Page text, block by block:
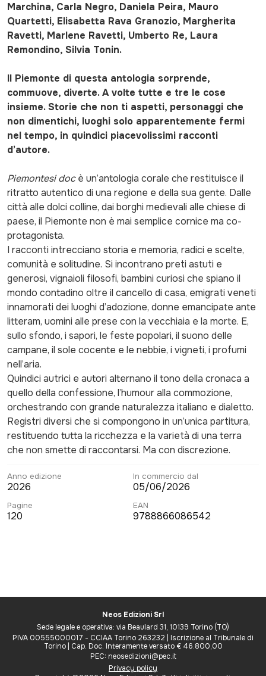
Marchina, Carla Negro, Daniela Peira, Mauro
Quartetti, Elisabetta Rava Granozio, Margherita
Ravetti, Marlene Ravetti, Umberto Re, Laura
Remondino, Silvia Tonin.
Il Piemonte di questa antologia sorprende,
commuove, diverte. A volte tutte e tre le cose
insieme. Storie che non ti aspetti, personaggi che
non dimentichi, luoghi solo apparentemente fermi
nel tempo, in quindici piacevolissimi racconti
d’autore.
Piemontesi docè un’antologia corale che restituisce il
ritratto autentico di una regione e della sua gente. Dalle
città alle dolci colline, dai borghi medievali alle chiese di
paese, il Piemonte non è mai semplice cornice ma co-
protagonista.
I racconti intrecciano storia e memoria, radici e scelte,
comunità e solitudine. Si incontrano preti astuti e
generosi, vignaioli filosofi, bambini curiosi che spiano il
mondo contadino oltre il cancello di casa, emigrati veneti
innamorati dei luoghi d’adozione, donne emancipate ante
litteram, uomini alle prese con la vecchiaia e la morte. E,
sullo sfondo, i sapori, le feste popolari, il suono delle
campane, il sole cocente e le nebbie, i vigneti, i profumi
nell’aria.
Quindici autrici e autori alternano il tono della cronaca a
quello della confessione, l’humour alla commozione,
orchestrando con grande naturalezza italiano e dialetto.
Registri diversi che si compongono in un’unica partitura,
restituendo tutta la ricchezza e la varietà di una terra
che non smette di raccontarsi. Ma con discrezione.
Anno edizione
2026
In commercio dal
05/06/2026
Pagine
120
EAN
9788866086542
Neos Edizioni Srl
Sede legale e operativa: via Beaulard 31, 10139 Torino (TO)
PIVA 00555000017 - CCIAA Torino 263232 | Iscrizione al Tribunale di
Torino | Cap. Doc. Interamente versato € 46.800,00
PEC: neosedizioni@pec.it
Privacy policy